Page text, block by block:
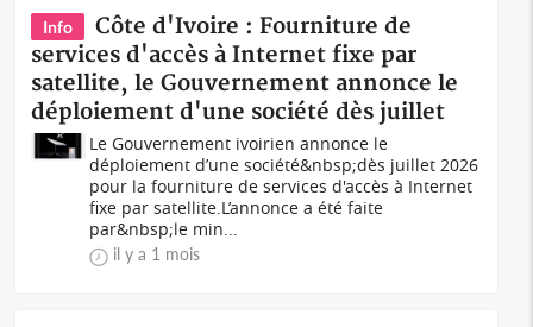
Info
Côte d'Ivoire : Fourniture de
services d'accès à Internet fixe par
satellite, le Gouvernement annonce le
déploiement d'une société dès juillet
Le Gouvernement ivoirien annonce le
déploiement d’une société&nbsp;dès juillet 2026
pour la fourniture de services d'accès à Internet
fixe par satellite.L’annonce a été faite
par&nbsp;le min...
il y a 1 mois